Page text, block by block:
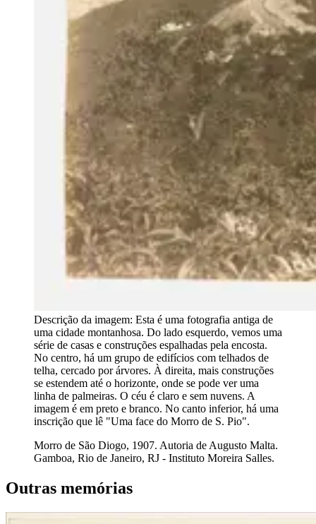
Descrição da imagem: Esta é uma fotografia antiga de
uma cidade montanhosa. Do lado esquerdo, vemos uma
série de casas e construções espalhadas pela encosta.
No centro, há um grupo de edifícios com telhados de
telha, cercado por árvores. À direita, mais construções
se estendem até o horizonte, onde se pode ver uma
linha de palmeiras. O céu é claro e sem nuvens. A
imagem é em preto e branco. No canto inferior, há uma
inscrição que lê "Uma face do Morro de S. Pio".
Morro de São Diogo, 1907. Autoria de Augusto Malta.
Gamboa, Rio de Janeiro, RJ - Instituto Moreira Salles.
Outras memórias